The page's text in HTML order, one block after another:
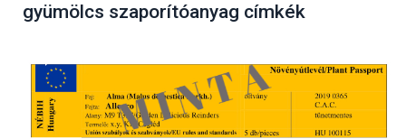
gyümölcs szaporítóanyag címkék